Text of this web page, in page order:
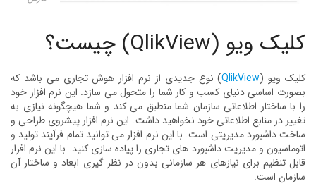
کلیک ویو (QlikView) چیست؟
کلیک ویو (QlikView) نوع جدیدی از نرم افزار هوش تجاری می باشد که
بصورت اساسی دنیای کسب و کار شما را متحول می سازد. این نرم افزار خود
را با ساختار اطلاعاتی سازمان شما منطبق می کند و شما هیچگونه نیازی به
تغییر در منابع اطلاعاتی خود نخواهید داشت. این نرم افزار پیشروی طراحی و
ساخت داشبورد مدیریتی است. با این نرم افزار می توانید تمام فرآیند تولید و
اتوماسیون و مدیریت داشبورد های تجاری را پیاده سازی کنید. با این نرم افزار
قابل تنظیم برای نیازهای هر سازمانی بدون در نظر گیری ابعاد و ساختار آن
سازمان است.